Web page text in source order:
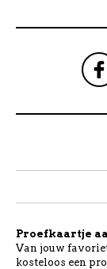
Proefkaartje
Van jouw
kosteloos een